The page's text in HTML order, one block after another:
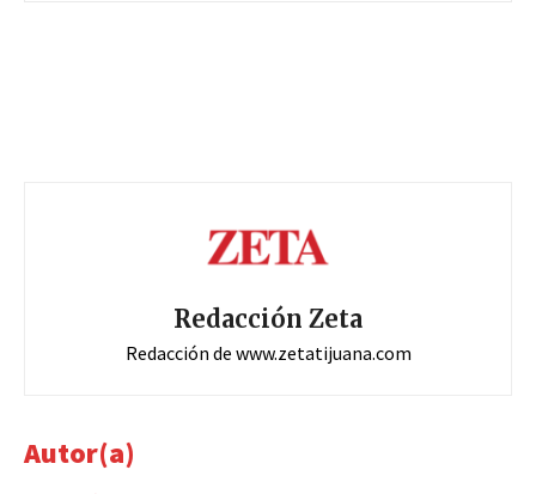
Redacción Zeta
Redacción de www.zetatijuana.com
Autor(a)